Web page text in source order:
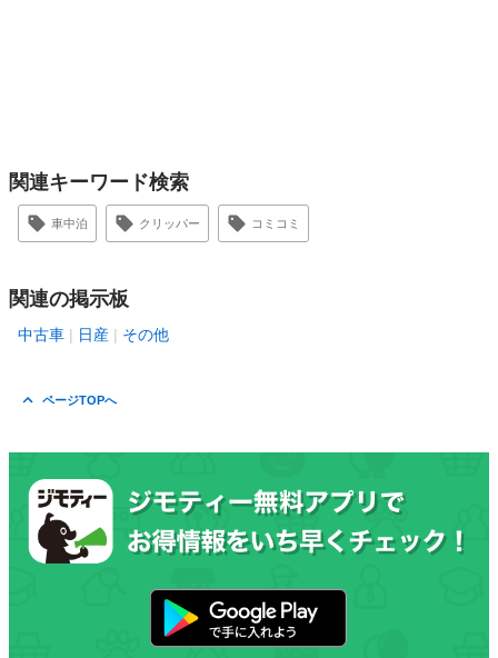
関連キーワード検索
車中泊 クリッパー コミコミ
関連の掲示板
中古車 日産 その他
ページTOPへ